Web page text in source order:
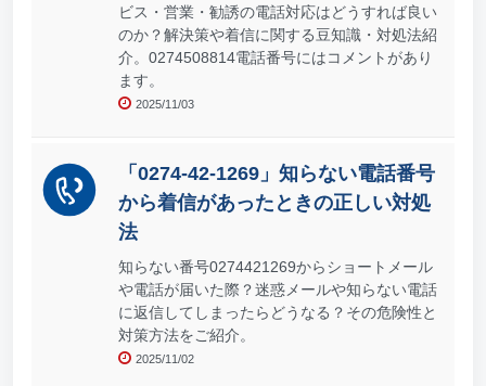
ビス・営業・勧誘の電話対応はどうすれば良い
のか？解決策や着信に関する豆知識・対処法紹
介。0274508814電話番号にはコメントがあり
ます。
2025/11/03
「0274-42-1269」知らない電話番号
から着信があったときの正しい対処
法
知らない番号0274421269からショートメール
や電話が届いた際？迷惑メールや知らない電話
に返信してしまったらどうなる？その危険性と
対策方法をご紹介。
2025/11/02